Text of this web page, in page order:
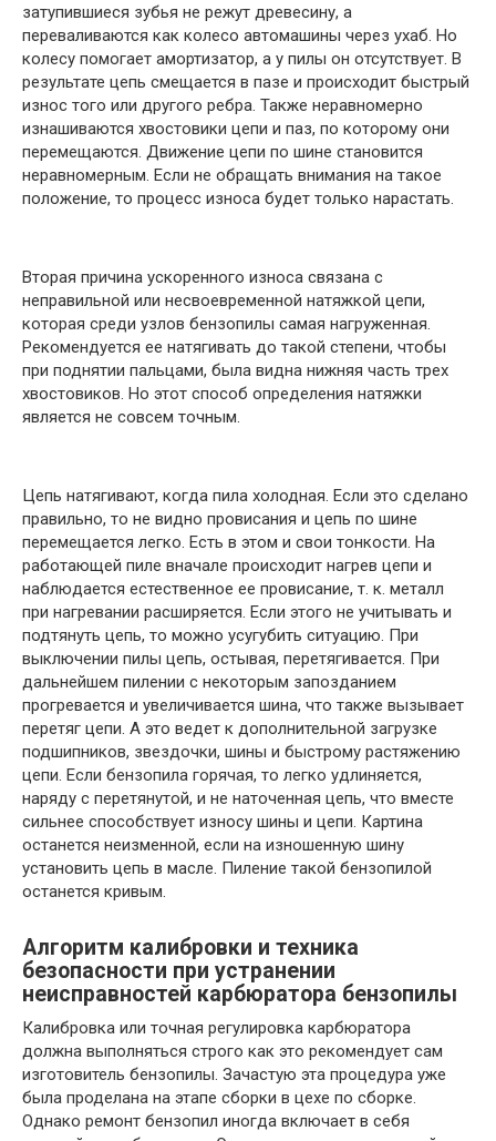
затупившиеся зубья не режут древесину, а
переваливаются как колесо автомашины через ухаб. Но
колесу помогает амортизатор, а у пилы он отсутствует. В
результате цепь смещается в пазе и происходит быстрый
износ того или другого ребра. Также неравномерно
изнашиваются хвостовики цепи и паз, по которому они
перемещаются. Движение цепи по шине становится
неравномерным. Если не обращать внимания на такое
положение, то процесс износа будет только нарастать.
Вторая причина ускоренного износа связана с
неправильной или несвоевременной натяжкой цепи,
которая среди узлов бензопилы самая нагруженная.
Рекомендуется ее натягивать до такой степени, чтобы
при поднятии пальцами, была видна нижняя часть трех
хвостовиков. Но этот способ определения натяжки
является не совсем точным.
Цепь натягивают, когда пила холодная. Если это сделано
правильно, то не видно провисания и цепь по шине
перемещается легко. Есть в этом и свои тонкости. На
работающей пиле вначале происходит нагрев цепи и
наблюдается естественное ее провисание, т. к. металл
при нагревании расширяется. Если этого не учитывать и
подтянуть цепь, то можно усугубить ситуацию. При
выключении пилы цепь, остывая, перетягивается. При
дальнейшем пилении с некоторым запозданием
прогревается и увеличивается шина, что также вызывает
перетяг цепи. А это ведет к дополнительной загрузке
подшипников, звездочки, шины и быстрому растяжению
цепи. Если бензопила горячая, то легко удлиняется,
наряду с перетянутой, и не наточенная цепь, что вместе
сильнее способствует износу шины и цепи. Картина
останется неизменной, если на изношенную шину
установить цепь в масле. Пиление такой бензопилой
останется кривым.
Алгоритм калибровки и техника
безопасности при устранении
неисправностей карбюратора бензопилы
Калибровка или точная регулировка карбюратора
должна выполняться строго как это рекомендует сам
изготовитель бензопилы. Зачастую эта процедура уже
была проделана на этапе сборки в цехе по сборке.
Однако ремонт бензопил иногда включает в себя